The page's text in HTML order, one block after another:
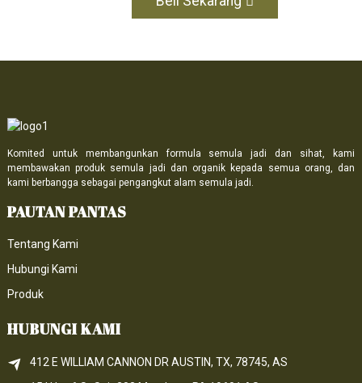
Komited untuk membangunkan formula semula jadi dan sihat, kami
membawakan produk semula jadi dan organik kepada semua orang, dan
kami berbangga sebagai pengangkut alam semula jadi.
PAUTAN PANTAS
Tentang Kami
Hubungi Kami
Produk
HUBUNGI KAMI
412 E WILLIAM CANNON DR AUSTIN, TX, 78745, AS